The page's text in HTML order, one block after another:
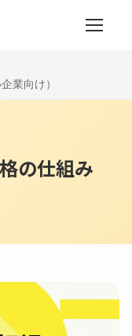
業向け）
の仕組み